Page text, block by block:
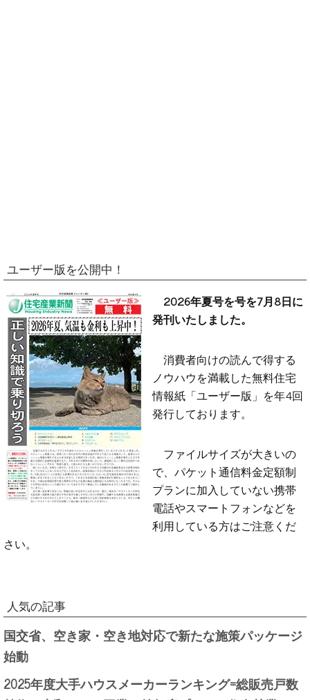
ユーザー版を公開中！
2026年夏号を号を7月8日に
発刊いたしました。
消費者向けの読んで得する
ノウハウを満載した無料住宅
情報紙「ユーザー版」を年4回
発行しております。
ファイルサイズが大きいの
で、パケット通信料金定額制
プランに加入していない携帯
電話やスマートフォンなどを
利用している方はご注意くだ
さい。
人気の記事
国交省、空き家・空き地対応で新たな施策パッケージ
始動
2025年度大手ハウスメーカーランキング=総販売戸数